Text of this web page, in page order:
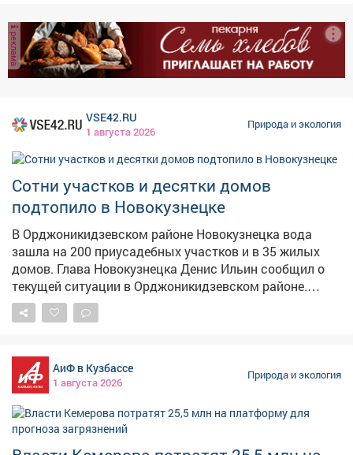
Специалисты традиционно рекомендуют в такие дни
больше отдыхать, избегать стрессов и пить больше
воды. Метеозависимым людям стоит быть особенно
внимательными к своему самочувствию.
реклама
VSE42.RU
1 августа 2026
Природа и экология
Сотни участков и десятки домов
подтопило в Новокузнецке
В Орджоникидзевском районе Новокузнецка вода
зашла на 200 приусадебных участков и в 35 жилых
домов. Глава Новокузнецка Денис Ильин сообщил о
текущей ситуации в Орджоникидзевском районе.
После обхода территории выявлено частичное
затопление 200 приусадебных участков и 35 домов –
вода. Для временного размещения развернуты два
пункта на 70 человек, но пока там находятся только
двое. На ликвидации последствий задействован 41
специалист и 21 единица техники, из них от МЧС –
шесть человек и две единицы. Спасатели и
АиФ в Кузбассе
1 августа 2026
Природа и экология